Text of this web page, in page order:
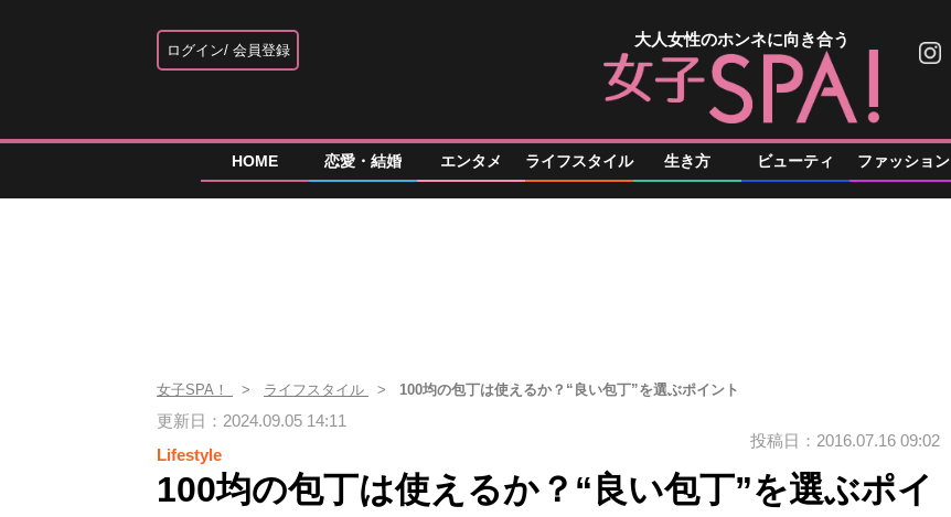
ログイン 会員登録
大人女性のホンネに向き合う
HOME 恋愛・結婚 エンタメ ライフスタイル 生き方 ビューティ ファッション
女子SPA！ ライフスタイル 100均の包丁は使えるか？“良い包丁”を選ぶポイント
更新日：2024.09.05 14:11
Lifestyle
投稿日：2016.07.16 09:02
100均の包丁は使えるか？“良い包丁”を選ぶポイ